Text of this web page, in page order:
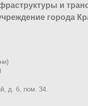
и
города
д. 6, пом. 34.